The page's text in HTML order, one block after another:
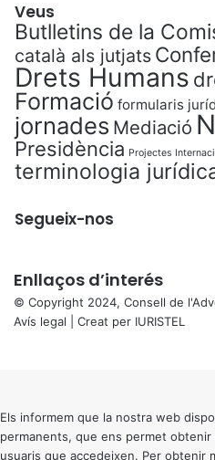
Veus
Butlletins de la
català als jutjats
Drets Humans
Formació formularis
jornades Mediació
Presidència Projectes
terminologia
Segueix-nos
Enllaços d’interés
© Copyright 2024, Consell de
Avís legal | Creat per IURISTEL
button
Els informem que la nostra web
permanents, que ens permet
usuaris que accedeixen. Per obtenir